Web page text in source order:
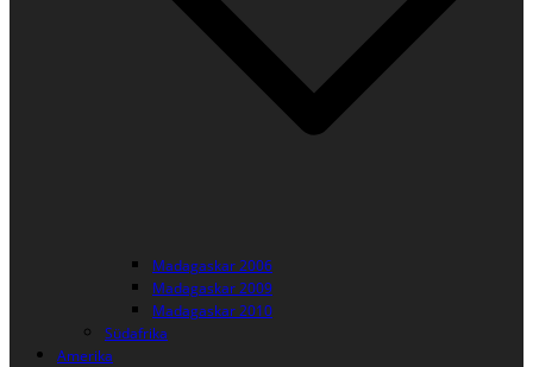
Madagaskar 2006
Madagaskar 2009
Madagaskar 2010
Südafrika
Amerika